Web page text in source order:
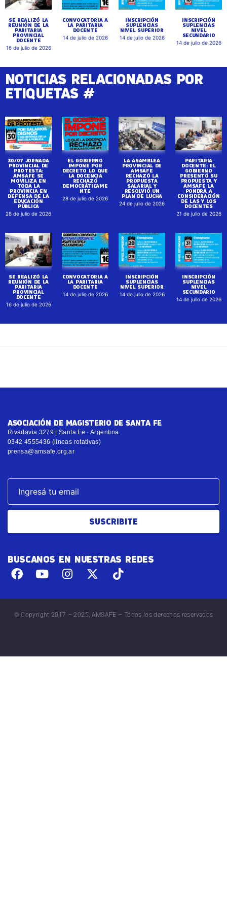
SE REALIZÓ LA
REUNIÓN DE LA
PARITARIA
PROVINCIAL
DOCENTE
16 de julio de 2026
CONVOCATORIA A
LA PARITARIA
DOCENTE
14 de julio de 2026
INSCRIPCIÓN
SUPLENCIAS
NIVEL SUPERIOR
14 de julio de 2026
INSCRIPCIÓN
SUPLENCIAS
NIVEL
SECUNDARIO
14 de julio de 2026
NOTICIAS RELACIONADAS POR
ETIQUETAS #
30/07 JORNADA
PROVINCIAL DE
PROTESTA:
AMSAFE SE
MOVILIZA EN
TODA LA
PROVINCIA EN
DEFENSA DE LA
EDUCACIÓN
PÚBLICA
28 de julio de 2026
EL GOBIERNO
IMPONE POR
DECRETO LO QUE
LA DOCENCIA
RECHAZÓ
DEMOCRÁTICAME
NTE
28 de julio de 2026
LA ASAMBLEA
PROVINCIAL DE
AMSAFE
RECHAZÓ LA
PROPUESTA
SALARIAL Y
RESOLVIÓ UN
PLAN DE LUCHA
24 de julio de 2026
PARITARIA
DOCENTE: EL
GOBIERNO
PRESENTÓ SU
PROPUESTA Y
AMSAFE LA
PONDRÁ A
CONSIDERACIÓN
DE LAS Y LOS
DOCENTES
21 de julio de 2026
SE REALIZÓ LA
REUNIÓN DE LA
PARITARIA
PROVINCIAL
DOCENTE
16 de julio de 2026
CONVOCATORIA A
LA PARITARIA
DOCENTE
14 de julio de 2026
INSCRIPCIÓN
SUPLENCIAS
NIVEL SUPERIOR
14 de julio de 2026
INSCRIPCIÓN
SUPLENCIAS
NIVEL
SECUNDARIO
14 de julio de 2026
ASOCIACIÓN DE MAGISTERIO DE SANTA FE
Rivadavia 3279 | Santa Fe · Argentina
0342 4555436 (líneas rotativas)
prensa@amsafe.org.ar
SUSCRIBITE
BUSCANOS EN NUESTRAS REDES
© Copyright 2017 – 2025, AMSAFE – Todos los derechos reservados